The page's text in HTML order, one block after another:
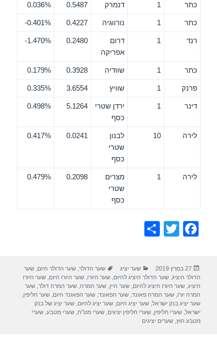
כתר 1 דנמרק 0.5487
0.036%
כתר 1 נורווגיה 0.4227
0.401%-
רנד 1
דרום
אפריקה
0.2480
1.470%-
כתר 1 שוודיה 0.3928
0.179%
פרנק 1 שוויץ 3.6554
0.335%
דינר 1
ירדן שטרי
כסף
5.1264
0.498%
לירה 10
לבנון
שטרי
כסף
0.0241
0.417%
לירה 1
מצרים
שטרי
כסף
0.2098
0.479%
F
e
b
o
o
T
er
e
פורסם
בתאריך
27 במרץ 2019 קטגוריות
שער יציג תגיות
שער הדולר,שער הדולר היום,שער
הדולר היציג,שער הדולר היציג להיום,שער היורו,שער היורו היום,שער היורו
היציג,שער היורו היציג להיום,שער היין,שער המרה,שער המרה דולר,שער
המרה יורו,שער המרה פאונד,שער הפאונד,שער הפאונד היום,שער חליפין,
שער יציג בנק ישראל,שער יציג היום,שער יציג להיום,שער יציג של בנק
ישראל,שערי חליפין,שערי חליפין יציגים,שערי מט"ח,שערי מטבע,שערי
מטבע חוץ,שערים יציגים